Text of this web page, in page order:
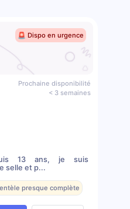
🚨 Dispo en urgence
Prochaine disponibilité
< 3 semaines
13 ans, je suis
selle et p...
presque complète